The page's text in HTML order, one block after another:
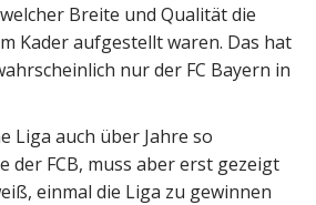
Breite und Qualität die
Kader aufgestellt waren. Das hat
nur der FC Bayern in
Liga auch über Jahre so
der FCB, muss aber erst gezeigt
einmal die Liga zu gewinnen